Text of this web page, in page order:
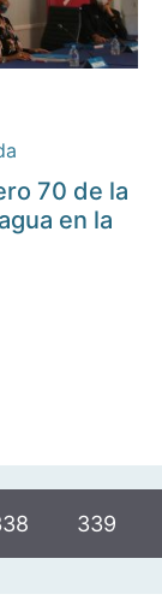
70 de la
en la
339